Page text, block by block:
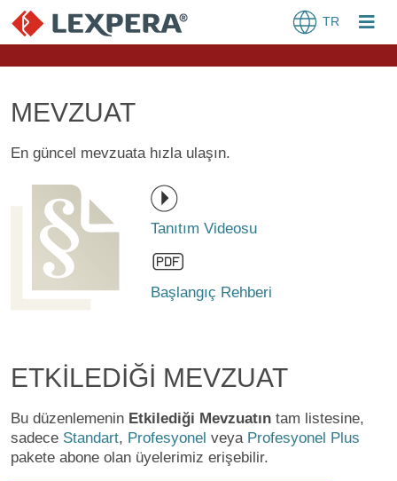
TR
MEVZUAT
En güncel mevzuata hızla ulaşın.
Tanıtım Videosu
Başlangıç Rehberi
ETKİLEDİĞİ MEVZUAT
Bu düzenlemenin Etkilediği Mevzuatın tam listesine,
sadece Standart, Profesyonel veya Profesyonel Plus
pakete abone olan üyelerimiz erişebilir.